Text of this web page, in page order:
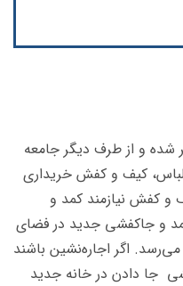
شده و از طرف دیگر جامعه
لباس، کیف و کفش خریداری
و کفش نیازمند کمد و
و جاکفشی جدید در فضای
اگر اجاره‌نشین باشند
جا دادن در خانه جدید